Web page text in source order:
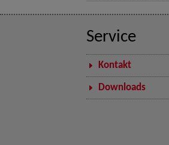
Service
Kontakt
Downloads